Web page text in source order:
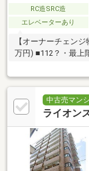
RC造SRC造
エレベーターあり
【オーナーチェン
万円) ■112？・最上
中古売マン
ライオン